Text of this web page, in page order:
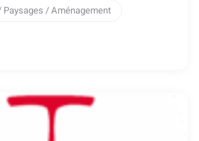
/ Aménagement